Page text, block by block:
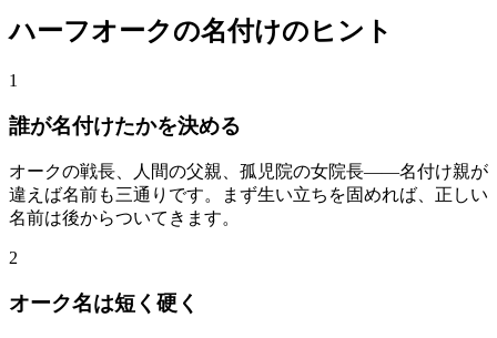
ハーフオークの名付けのヒント
1
誰が名付けたかを決める
オークの戦長、人間の父親、孤児院の女院長——名付け親が
違えば名前も三通りです。まず生い立ちを固めれば、正しい
名前は後からついてきます。
2
オーク名は短く硬く